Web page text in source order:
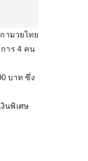
ามวยไทย
าร 4 คน
บาท ซึ่ง
นพิเศษ